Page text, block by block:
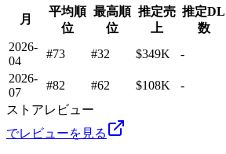
月
平均順
位
最高順
位
推定売
上
推定DL
数
2026-
04
#73 #32 $349K -
2026-
07
#82 #62 $108K -
ストアレビュー
でレビューを見る